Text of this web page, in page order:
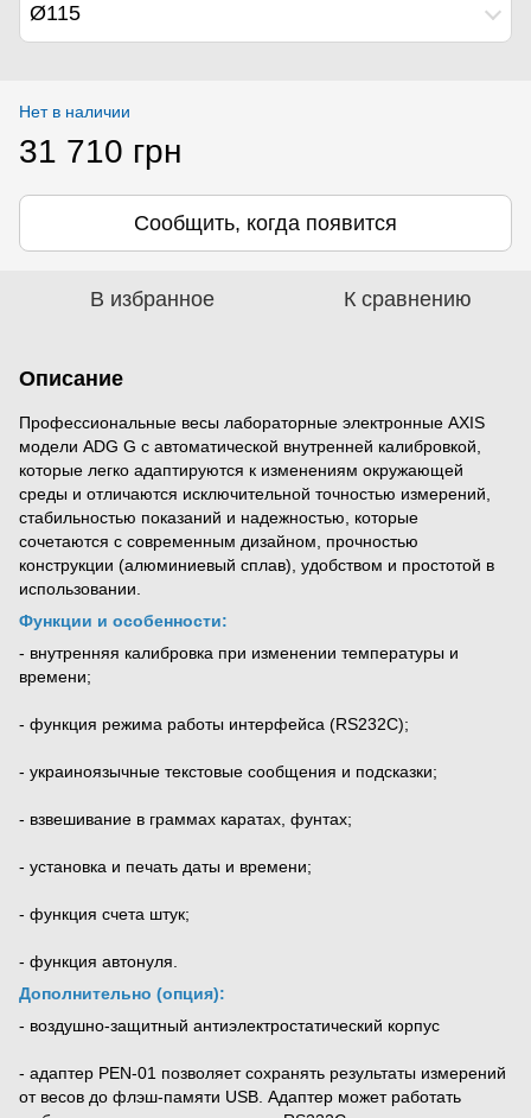
Ø115
Нет в наличии
31 710 грн
Сообщить, когда появится
В избранное К сравнению
Описание
Профессиональные весы лабораторные электронные AXIS
модели ADG G с автоматической внутренней калибровкой,
которые легко адаптируются к изменениям окружающей
среды и отличаются исключительной точностью измерений,
стабильностью показаний и надежностью, которые
сочетаются с современным дизайном, прочностью
конструкции (алюминиевый сплав), удобством и простотой в
использовании.
Функции и особенности:
- внутренняя калибровка при изменении температуры и
времени;
- функция режима работы интерфейса (RS232C);
- украиноязычные текстовые сообщения и подсказки;
- взвешивание в граммах каратах, фунтах;
- установка и печать даты и времени;
- функция счета штук;
- функция автонуля.
Дополнительно (опция):
- воздушно-защитный антиэлектростатический корпус
- адаптер PEN-01 позволяет сохранять результаты измерений
от весов до флэш-памяти USB. Адаптер может работать